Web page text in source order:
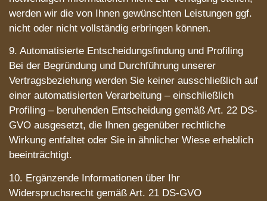
werden wir die von Ihnen gewünschten Leistungen ggf.
nicht oder nicht vollständig erbringen können.
9. Automatisierte Entscheidungsfindung und Profiling
Bei der Begründung und Durchführung unserer
Vertragsbeziehung werden Sie keiner ausschließlich auf
einer automatisierten Verarbeitung – einschließlich
Profiling – beruhenden Entscheidung gemäß Art. 22 DS-
GVO ausgesetzt, die Ihnen gegenüber rechtliche
Wirkung entfaltet oder Sie in ähnlicher Wiese erheblich
beeinträchtigt.
10. Ergänzende Informationen über Ihr
Widerspruchsrecht gemäß Art. 21 DS-GVO